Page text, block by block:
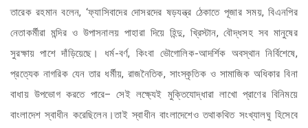
তারেক রহমান বলেন, ‘ফ্যাসিবাদের দোসরদের ষড়যন্ত্র ঠেকাতে পূজার সময়, বিএনপির
নেতাকর্মীরা মন্দির ও উপাসনালয় পাহারা দিয়ে হিন্দু, খ্রিস্টান, বৌদ্ধসহ সব মানুষের
সুরক্ষায় পাশে দাঁড়িয়েছে। ধর্ম-বর্ণ, কিংবা ভৌগোলিক-আদর্শিক অবস্থান নির্বিশেষে,
প্রত্যেক নাগরিক যেন তার ধর্মীয়, রাজনৈতিক, সাংস্কৃতিক ও সামাজিক অধিকার বিনা
বাধায় উপভোগ করতে পারে– সেই লক্ষ্যেই মুক্তিযোদ্ধারা লাখো প্রাণের বিনিময়ে
বাংলাদেশ স্বাধীন করেছিলেন।তাই স্বাধীন বাংলাদেশেও তথাকথিত সংখ্যালঘু হিসেবে